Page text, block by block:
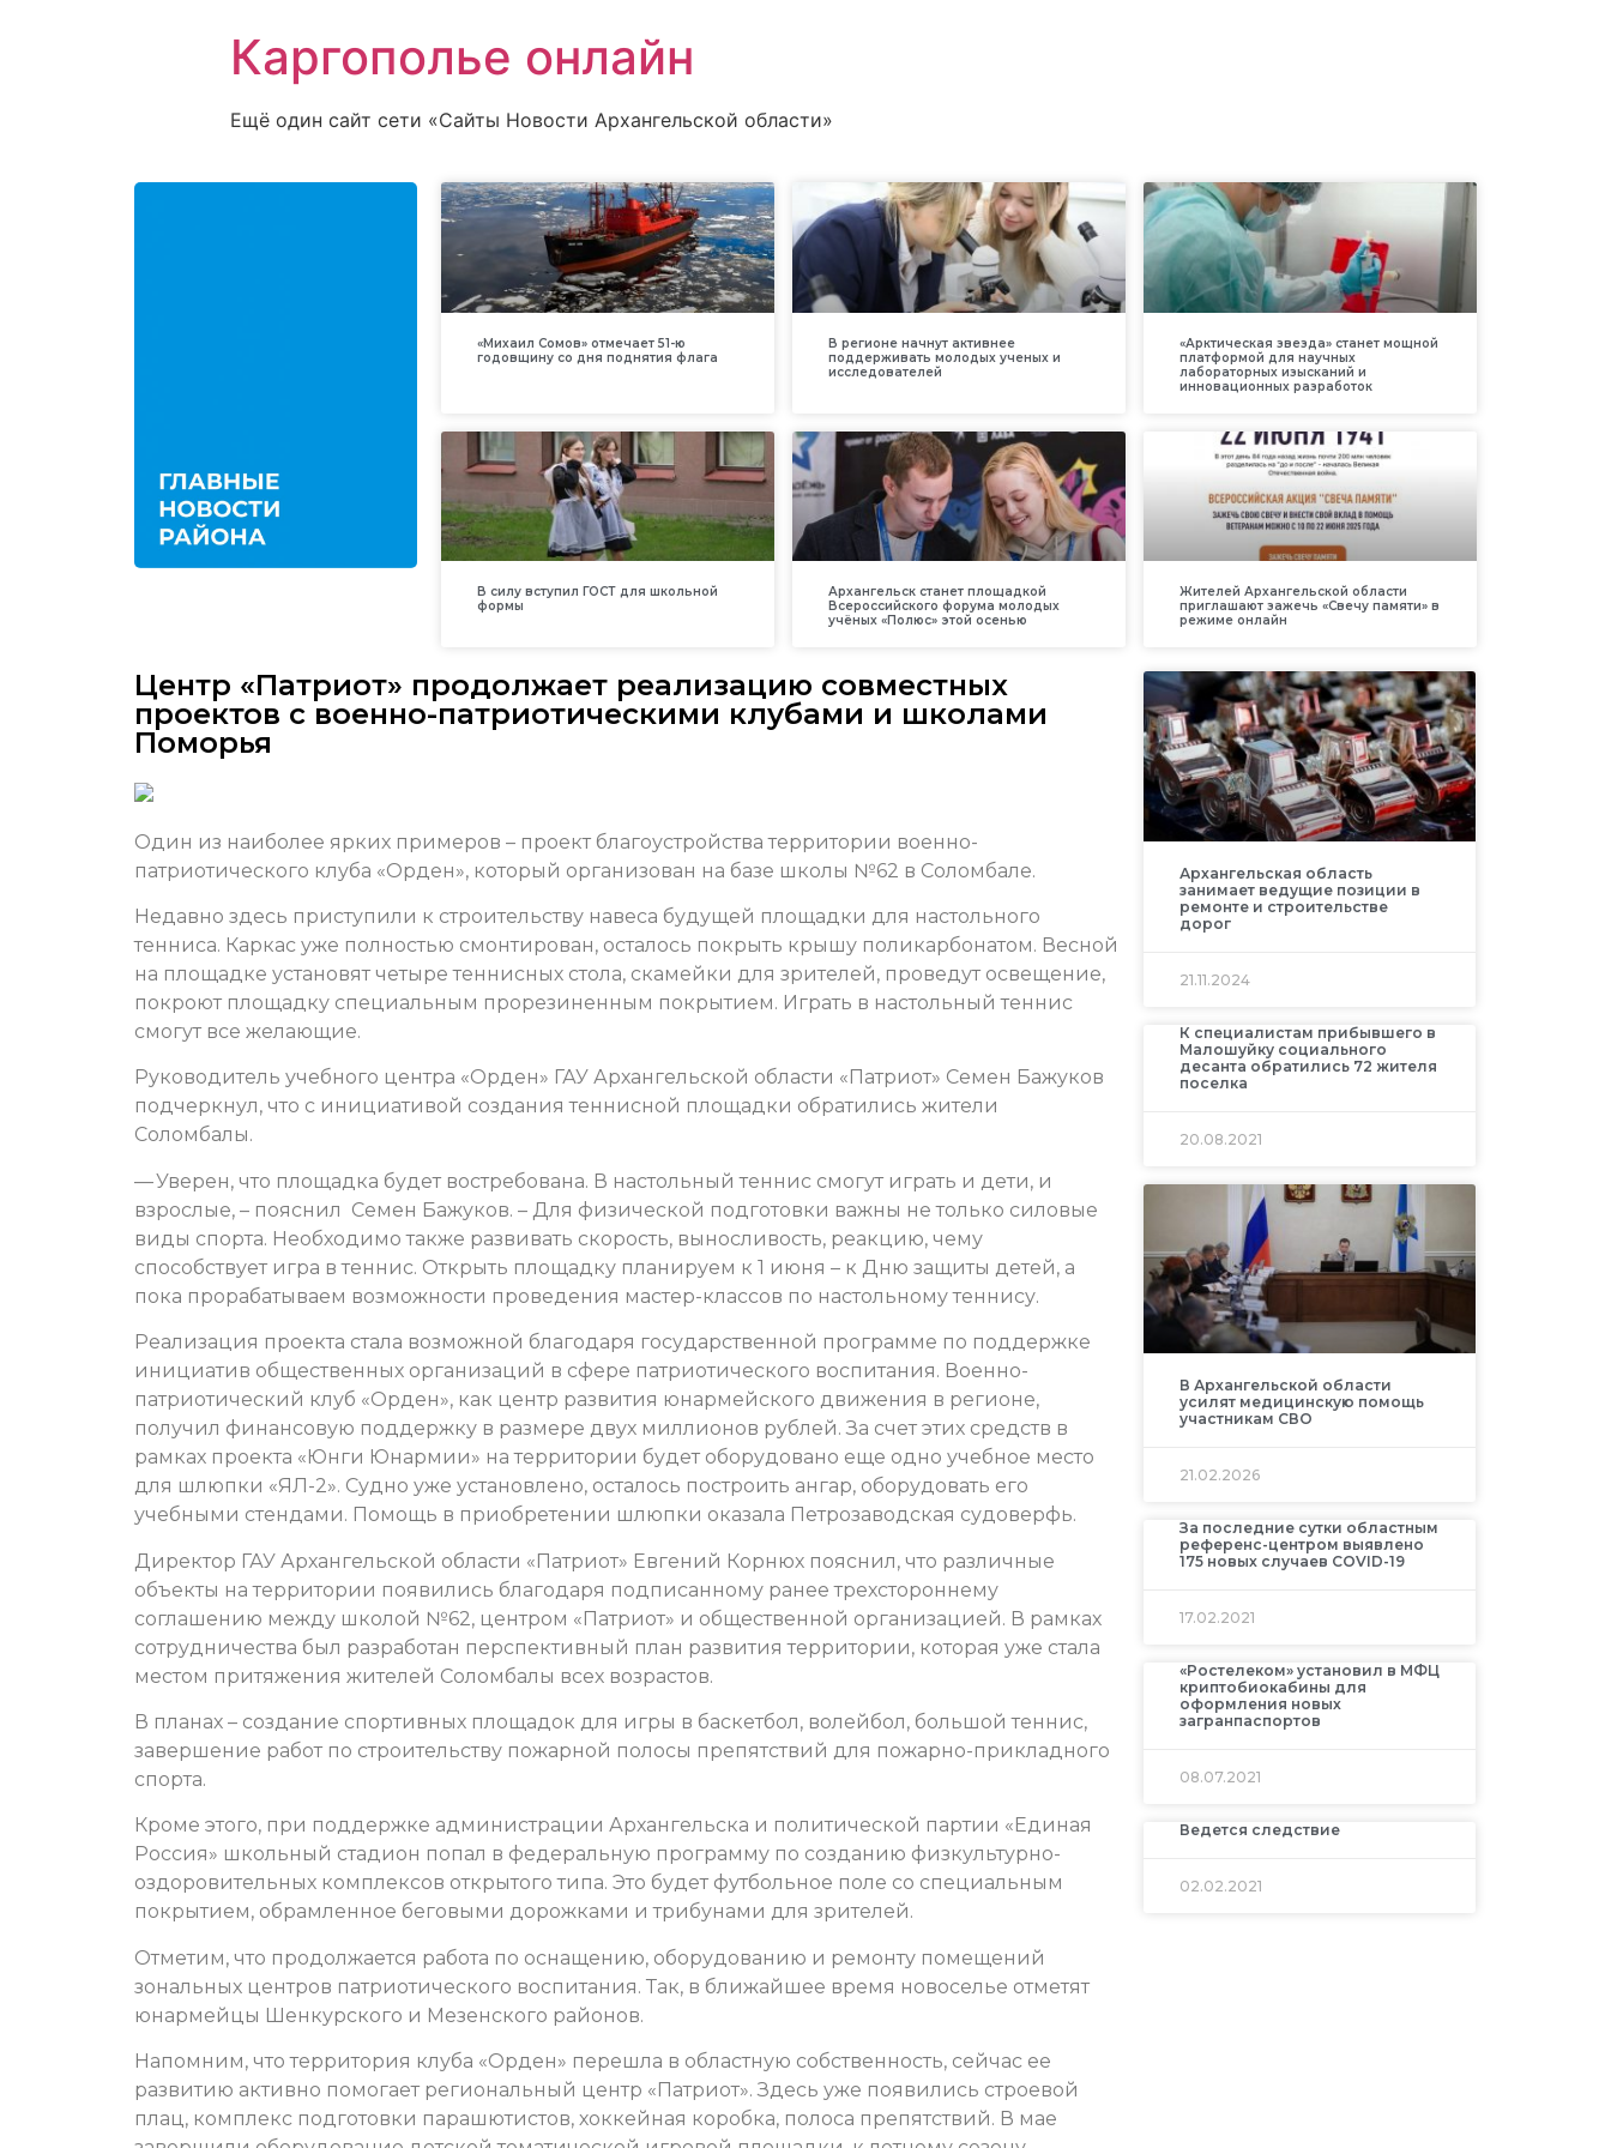
Каргополье онлайн
Ещё один сайт сети «Сайты Новости Архангельской области»
«Михаил Сомов» отмечает 51-ю
годовщину со дня поднятия флага
В регионе начнут активнее
поддерживать молодых ученых и
исследователей
«Арктическая звезда» станет мощной
платформой для научных
лабораторных изысканий и
инновационных разработок
В силу вступил ГОСТ для школьной
формы
Архангельск станет площадкой
Всероссийского форума молодых
учёных «Полюс» этой осенью
Жителей Архангельской области
приглашают зажечь «Свечу памяти» в
режиме онлайн
Центр «Патриот» продолжает реализацию совместных
проектов с военно-патриотическими клубами и школами
Поморья
Один из наиболее ярких примеров – проект благоустройства территории военно-
патриотического клуба «Орден», который организован на базе школы №62 в Соломбале.
Недавно здесь приступили к строительству навеса будущей площадки для настольного
тенниса. Каркас уже полностью смонтирован, осталось покрыть крышу поликарбонатом. Весной
на площадке установят четыре теннисных стола, скамейки для зрителей, проведут освещение,
покроют площадку специальным прорезиненным покрытием. Играть в настольный теннис
смогут все желающие.
Руководитель учебного центра «Орден» ГАУ Архангельской области «Патриот» Семен Бажуков
подчеркнул, что с инициативой создания теннисной площадки обратились жители
Соломбалы.
— Уверен, что площадка будет востребована. В настольный теннис смогут играть и дети, и
взрослые, – пояснил Семен Бажуков. – Для физической подготовки важны не только силовые
виды спорта. Необходимо также развивать скорость, выносливость, реакцию, чему
способствует игра в теннис. Открыть площадку планируем к 1 июня – к Дню защиты детей, а
пока прорабатываем возможности проведения мастер-классов по настольному теннису.
Реализация проекта стала возможной благодаря государственной программе по поддержке
инициатив общественных организаций в сфере патриотического воспитания. Военно-
патриотический клуб «Орден», как центр развития юнармейского движения в регионе,
получил финансовую поддержку в размере двух миллионов рублей. За счет этих средств в
рамках проекта «Юнги Юнармии» на территории будет оборудовано еще одно учебное место
для шлюпки «ЯЛ-2». Судно уже установлено, осталось построить ангар, оборудовать его
учебными стендами. Помощь в приобретении шлюпки оказала Петрозаводская судоверфь.
Директор ГАУ Архангельской области «Патриот» Евгений Корнюх пояснил, что различные
объекты на территории появились благодаря подписанному ранее трехстороннему
соглашению между школой №62, центром «Патриот» и общественной организацией. В рамках
сотрудничества был разработан перспективный план развития территории, которая уже стала
местом притяжения жителей Соломбалы всех возрастов.
В планах – создание спортивных площадок для игры в баскетбол, волейбол, большой теннис,
завершение работ по строительству пожарной полосы препятствий для пожарно-прикладного
спорта.
Кроме этого, при поддержке администрации Архангельска и политической партии «Единая
Россия» школьный стадион попал в федеральную программу по созданию физкультурно-
оздоровительных комплексов открытого типа. Это будет футбольное поле со специальным
покрытием, обрамленное беговыми дорожками и трибунами для зрителей.
Отметим, что продолжается работа по оснащению, оборудованию и ремонту помещений
зональных центров патриотического воспитания. Так, в ближайшее время новоселье отметят
юнармейцы Шенкурского и Мезенского районов.
Напомним, что территория клуба «Орден» перешла в областную собственность, сейчас ее
развитию активно помогает региональный центр «Патриот». Здесь уже появились строевой
плац, комплекс подготовки парашютистов, хоккейная коробка, полоса препятствий. В мае
Архангельская область
занимает ведущие позиции в
ремонте и строительстве
дорог
21.11.2024
К специалистам прибывшего в
Малошуйку социального
десанта обратились 72 жителя
поселка
20.08.2021
В Архангельской области
усилят медицинскую помощь
участникам СВО
21.02.2026
За последние сутки областным
референс-центром выявлено
175 новых случаев COVID-19
17.02.2021
«Ростелеком» установил в МФЦ
криптобиокабины для
оформления новых
загранпаспортов
08.07.2021
Ведется следствие
02.02.2021